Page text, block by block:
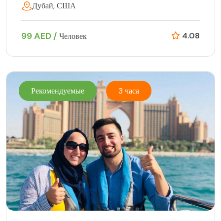
Дубай, США
99 AED / Человек 4.08
Рекомендуемые 3 часа